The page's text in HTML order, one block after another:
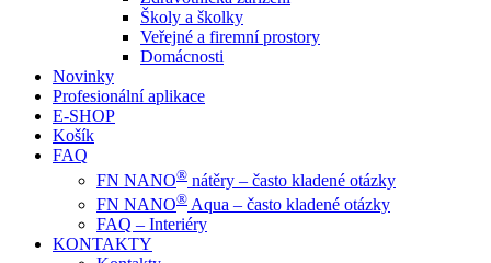
Školy a školky
Veřejné a firemní prostory
Domácnosti
Novinky
Profesionální aplikace
E-SHOP
Košík
FAQ
FN NANO® nátěry – často kladené otázky
FN NANO® Aqua – často kladené otázky
FAQ – Interiéry
KONTAKTY